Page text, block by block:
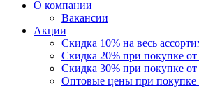
О компании
Вакансии
Акции
Скидка 10% на весь
Скидка 20% при покупке от
Скидка 30% при покупке от
Оптовые цены при покупке